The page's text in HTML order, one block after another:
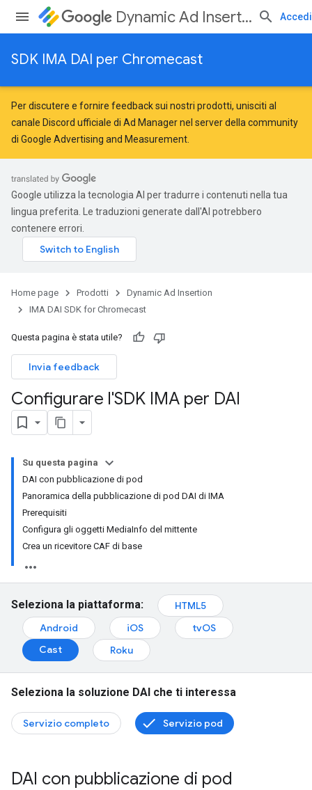
Dynamic Ad Insertion Accedi
SDK IMA DAI per Chromecast
Per discutere e fornire feedback sui nostri prodotti, unisciti al
canale Discord ufficiale di Ad Manager nel server della community
di Google Advertising and Measurement
Google utilizza la tecnologia AI per tradurre i contenuti nella tua
lingua preferita. Le traduzioni generate dall'AI potrebbero
contenere errori.
Home page Prodotti
Dynamic Ad Insertion
IMA DAI SDK for Chromecast
Questa pagina è stata utile?
Invia feedback
Configurare l'SDK IMA per DAI
Su questa pagina
DAI con pubblicazione di pod
Panoramica della pubblicazione di pod DAI di IMA
Prerequisiti
Configura gli oggetti MediaInfo del mittente
Crea un ricevitore CAF di base
Seleziona la piattaforma:
HTML5
Android
iOS
tvOS
Cast
Roku
Seleziona la soluzione DAI che ti interessa
Servizio completo Servizio pod
DAI con pubblicazione di pod